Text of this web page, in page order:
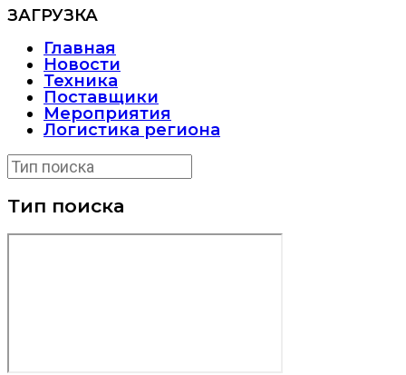
ЗАГРУЗКА
Главная
Новости
Техника
Поставщики
Мероприятия
Логистика региона
Тип поиска